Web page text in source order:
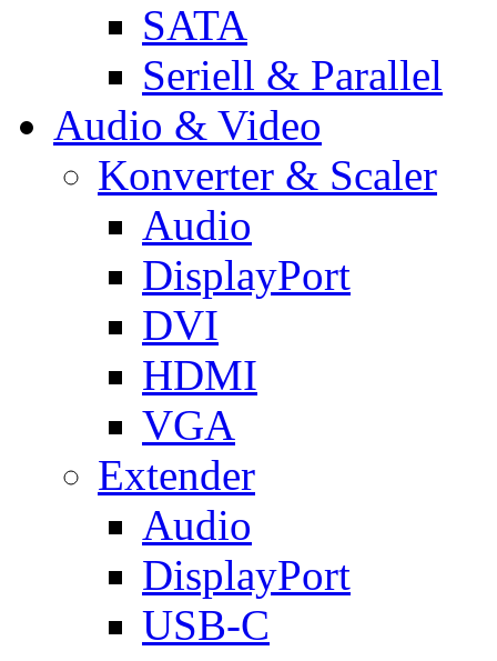
SATA
Seriell & Parallel
Audio & Video
Konverter & Scaler
Audio
DisplayPort
DVI
HDMI
VGA
Extender
Audio
DisplayPort
USB-C